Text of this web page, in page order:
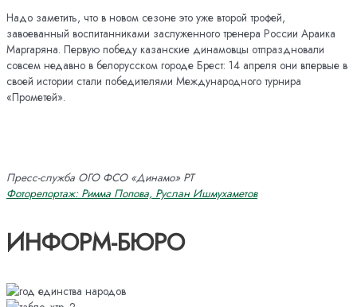
Надо заметить, что в новом сезоне это уже второй трофей,
завоеванный воспитанниками заслуженного тренера России Араика
Маргаряна. Первую победу казанские динамовцы отпраздновали
совсем недавно в белорусском городе Брест: 14 апреля они впервые в
своей истории стали победителями Международного турнира
«Прометей».
Пресс-служба ОГО ФСО «Динамо» РТ
Фоторепортаж: Римма Попова, Руслан Ишмухаметов
ИНФОРМ-БЮРО